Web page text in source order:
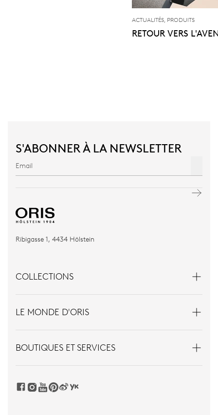
ACTUALITÉS, PRODUITS
RETOUR VERS
S'ABONNER À LA NEWSLETTER
Ribigasse 1, 4434 Hölstein
COLLECTIONS
LE MONDE D'ORIS
BOUTIQUES ET SERVICES